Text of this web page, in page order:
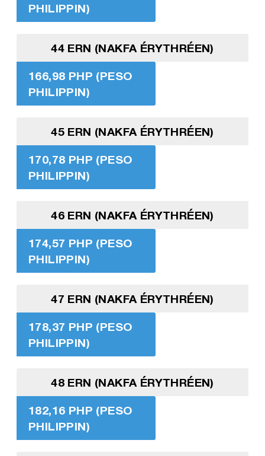
PHILIPPIN)
44 ERN (NAKFA ÉRYTHRÉEN)
166,98 PHP (PESO
PHILIPPIN)
45 ERN (NAKFA ÉRYTHRÉEN)
170,78 PHP (PESO
PHILIPPIN)
46 ERN (NAKFA ÉRYTHRÉEN)
174,57 PHP (PESO
PHILIPPIN)
47 ERN (NAKFA ÉRYTHRÉEN)
178,37 PHP (PESO
PHILIPPIN)
48 ERN (NAKFA ÉRYTHRÉEN)
182,16 PHP (PESO
PHILIPPIN)